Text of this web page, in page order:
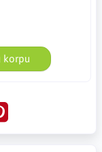
korpu